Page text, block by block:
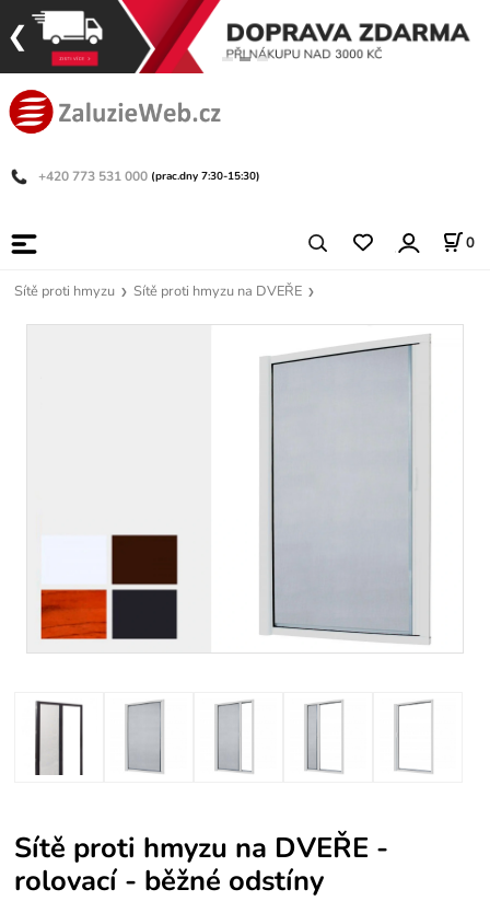
+420 773 531 000 (prac.dny 7:30-15:30)
0
Sítě proti hmyzu Sítě proti hmyzu na DVEŘE
Sítě proti hmyzu na DVEŘE -
rolovací - běžné odstíny